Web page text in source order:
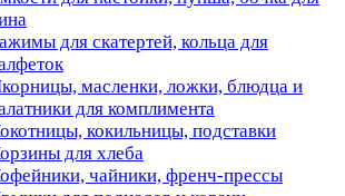
для скатертей, кольца для
масленки, ложки, блюдца и
для комплимента
кокильницы, подставки
для хлеба
чайники, френч-прессы